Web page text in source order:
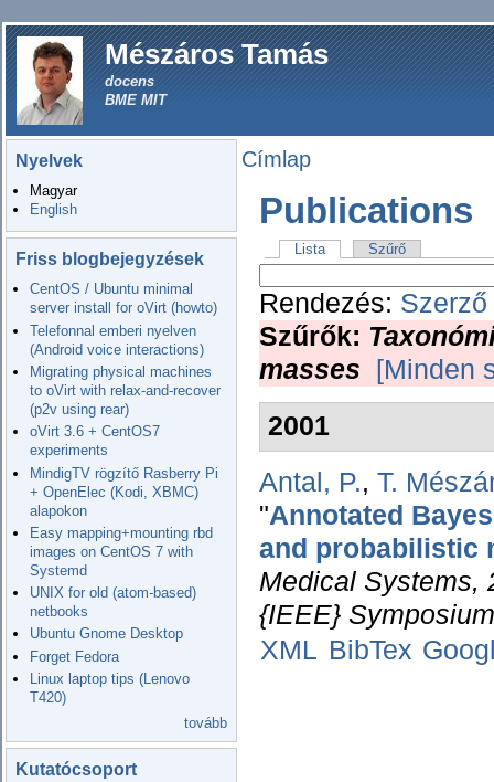
Mészáros Tamás
docens
BME MIT
Nyelvek
Magyar
English
Friss blogbejegyzések
CentOS / Ubuntu minimal
server install for oVirt (howto)
Telefonnal emberi nyelven
(Android voice interactions)
Migrating physical machines
to oVirt with relax-and-recover
(p2v using rear)
oVirt 3.6 + CentOS7
experiments
MindigTV rögzítő Rasberry Pi
+ OpenElec (Kodi, XBMC)
alapokon
Easy mapping+mounting rbd
images on CentOS 7 with
Systemd
UNIX for old (atom-based)
netbooks
Ubuntu Gnome Desktop
Forget Fedora
Linux laptop tips (Lenovo
T420)
tovább
Kutatócsoport
Címlap
Publications
Lista Szűrő
Rendezés: Szerző
Szűrők:
masses
[Minden
2001
Antal, P., T.
"Annotated
and probabilistic
Medical Systems,
{IEEE}
XML BibTex